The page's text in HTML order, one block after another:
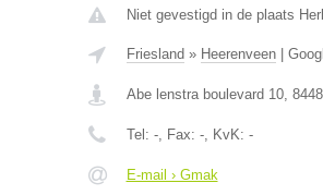
Niet gevestigd in de plaats
Friesland » Heerenveen|
Abe lenstra boulevard 10,
Tel: -, Fax: -, KvK: -
E-mail › Gmak